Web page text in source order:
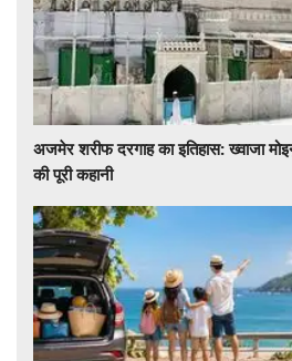
अजमेर शरीफ दरगाह का इतिहास: ख्वाजा
की पूरी कहानी